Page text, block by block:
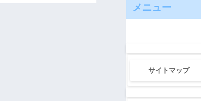
メニュー
サイトマップ